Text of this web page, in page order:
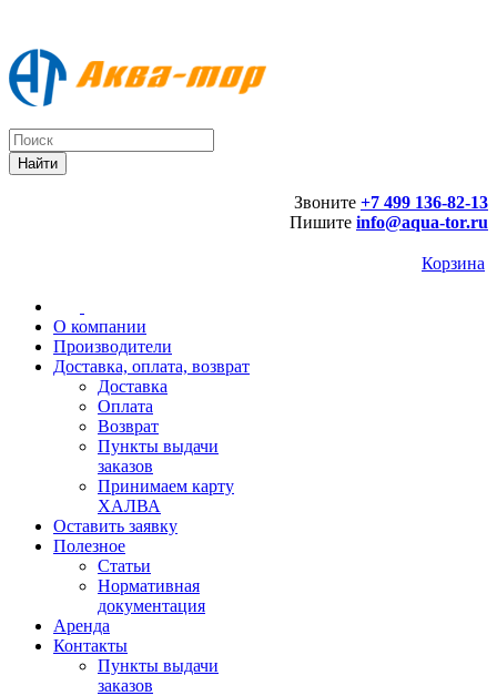
Звоните +7 499 136-82-13
Пишите info@aqua-tor.ru
Корзина
О компании
Производители
Доставка, оплата, возврат
Доставка
Оплата
Возврат
Пункты выдачи
заказов
Принимаем карту
ХАЛВА
Оставить заявку
Полезное
Статьи
Нормативная
документация
Аренда
Контакты
Пункты выдачи
заказов